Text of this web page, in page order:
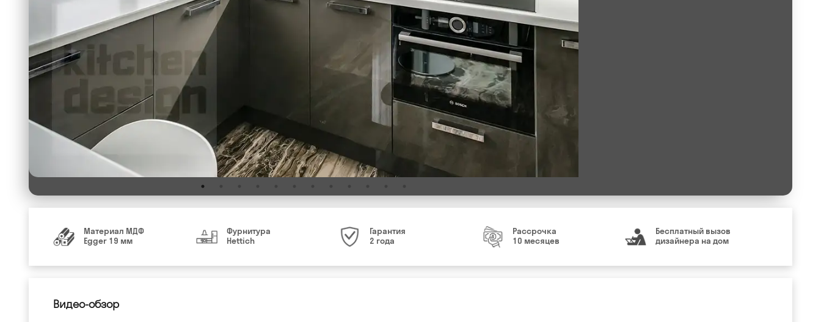
Материал МДФ
Egger 19 мм
Фурнитура
Hettich
Гарантия
2 года
Рассрочка
10 месяцев
Бесплатный вызов
дизайнера на дом
Видео-обзор